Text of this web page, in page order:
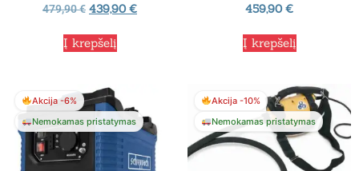
479,90€ 439,90€
Į krepšelį
459,90€
Į krepšelį
Akcija -6%
Nemokamas pristatymas
Akcija -10%
Nemokamas pristatymas